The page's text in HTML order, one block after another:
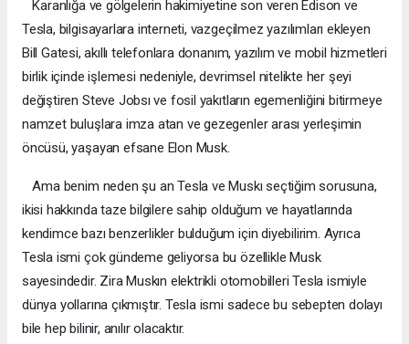
Karanlığa ve gölgelerin hakimiyetine son veren Edison ve
Tesla, bilgisayarlara interneti, vazgeçilmez yazılımları ekleyen
Bill Gatesi, akıllı telefonlara donanım, yazılım ve mobil hizmetleri
birlik içinde işlemesi nedeniyle, devrimsel nitelikte her şeyi
değiştiren Steve Jobsı ve fosil yakıtların egemenliğini bitirmeye
namzet buluşlara imza atan ve gezegenler arası yerleşimin
öncüsü, yaşayan efsane Elon Musk.
Ama benim neden şu an Tesla ve Muskı seçtiğim sorusuna,
ikisi hakkında taze bilgilere sahip olduğum ve hayatlarında
kendimce bazı benzerlikler bulduğum için diyebilirim. Ayrıca
Tesla ismi çok gündeme geliyorsa bu özellikle Musk
sayesindedir. Zira Muskın elektrikli otomobilleri Tesla ismiyle
dünya yollarına çıkmıştır. Tesla ismi sadece bu sebepten dolayı
bile hep bilinir, anılır olacaktır.